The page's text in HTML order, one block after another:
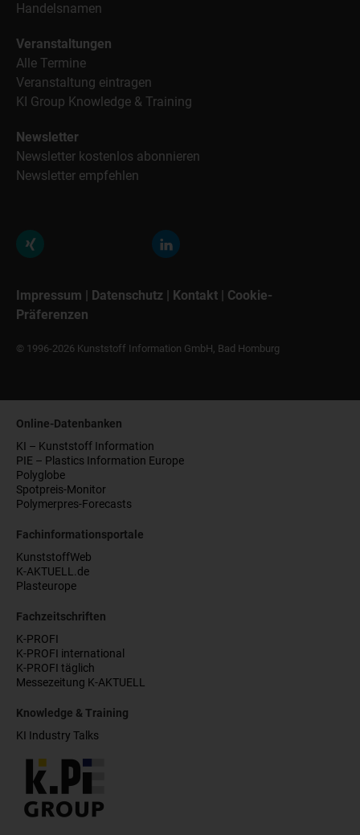
Handelsnamen
Veranstaltungen
Alle Termine
Veranstaltung eintragen
KI Group Knowledge & Training
Newsletter
Newsletter kostenlos abonnieren
Newsletter empfehlen
Impressum | Datenschutz | Kontakt | Cookie-
Präferenzen
© 1996-2026 Kunststoff Information GmbH, Bad Homburg
Online-Datenbanken
KI – Kunststoff Information
PIE – Plastics Information Europe
Polyglobe
Spotpreis-Monitor
Polymerpres-Forecasts
Fachinformationsportale
KunststoffWeb
K-AKTUELL.de
Plasteurope
Fachzeitschriften
K-PROFI
K-PROFI international
K-PROFI täglich
Messezeitung K-AKTUELL
Knowledge & Training
KI Industry Talks